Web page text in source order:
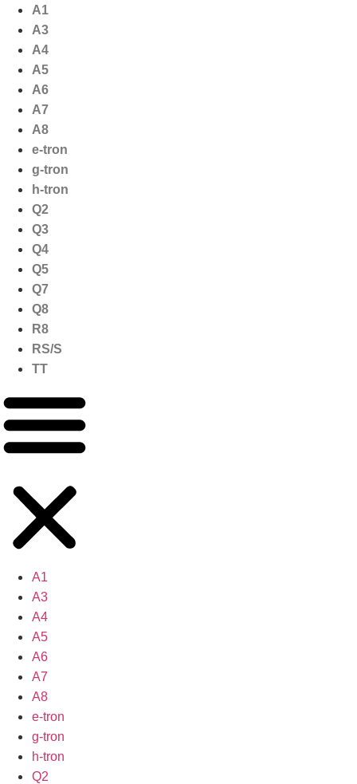
naar
inhoud
A1
A3
A4
A5
A6
A7
A8
e-tron
g-tron
h-tron
Q2
Q3
Q4
Q5
Q7
Q8
R8
RS/S
TT
A1
A3
A4
A5
A6
A7
A8
e-tron
g-tron
h-tron
Q2